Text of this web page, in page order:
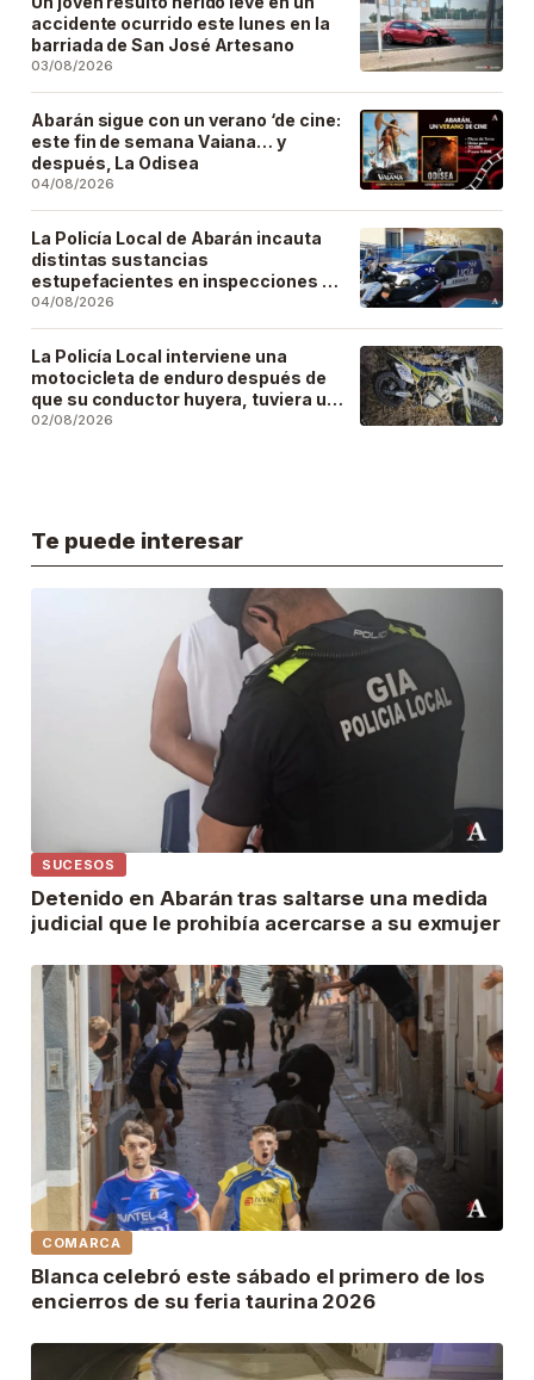
accidente ocurrido este lunes en la
barriada de San José Artesano
03/08/2026
Abarán sigue con un verano ‘de cine:
este fin de semana Vaiana… y
después, La Odisea
04/08/2026
La Policía Local de Abarán incauta
distintas sustancias
estupefacientes en inspecciones a
locales públicos del municipio
04/08/2026
La Policía Local interviene una
motocicleta de enduro después de
que su conductor huyera, tuviera un
accidente y la abandonara
02/08/2026
Te puede interesar
SUCESOS
Detenido en Abarán tras saltarse una medida
judicial que le prohibía acercarse a su exmujer
COMARCA
Blanca celebró este sábado el primero de los
encierros de su feria taurina 2026